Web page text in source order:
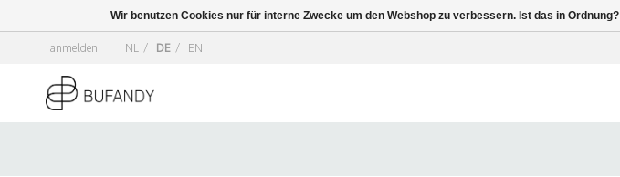
anmelden NL / DE / EN
Wir benutzen Cookies nur für interne Zwecke um den Webshop zu verbessern. Ist das in Ordnung?